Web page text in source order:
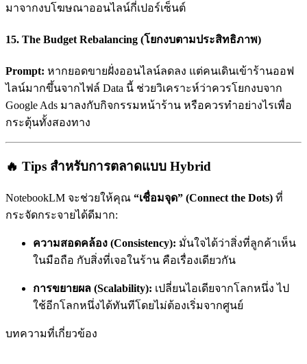
มาจากงบโฆษณาออนไลน์กี่เปอร์เซ็นต์
15. The Budget Rebalancing (โยกงบตามประสิทธิภาพ)
Prompt: หากยอดขายฝั่งออนไลน์ลดลง แต่คนเดินเข้าร้านออฟ
ไลน์มากขึ้นจากไฟล์ Data นี้ ช่วยวิเคราะห์ว่าควรโยกงบจาก
Google Ads มาลงกับกิจกรรมหน้าร้าน หรือควรทำอย่างไรเพื่อ
กระตุ้นทั้งสองทาง
🔥 Tips สำหรับการตลาดแบบ Hybrid
NotebookLM จะช่วยให้คุณ “เชื่อมจุด” (Connect the Dots) ที่
กระจัดกระจายได้ดีมาก:
ความสอดคล้อง (Consistency): มั่นใจได้ว่าสิ่งที่ลูกค้าเห็น
ในมือถือ กับสิ่งที่เจอในร้าน คือเรื่องเดียวกัน
การขยายผล (Scalability): เปลี่ยนไอเดียจากโลกหนึ่ง ไป
ใช้อีกโลกหนึ่งได้ทันทีโดยไม่ต้องเริ่มจากศูนย์
บทความที่เกี่ยวข้อง